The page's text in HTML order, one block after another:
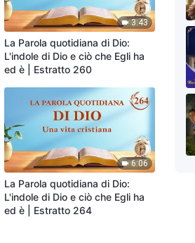
3:43
La Parola quotidiana di Dio:
L'indole di Dio e ciò che Egli ha
ed è | Estratto 260
6:06
La Parola quotidiana di Dio:
L'indole di Dio e ciò che Egli ha
ed è | Estratto 264